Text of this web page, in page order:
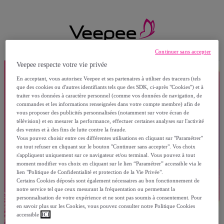
Veepee respecte votre vie privée
En acceptant, vous autorisez Veepee et ses partenaires à utiliser des traceurs (tels
que des cookies ou d'autres identifiants tels que des SDK, ci-après "Cookies") et à
traiter vos données à caractère personnel (comme vos données de navigation, de
commandes et les informations renseignées dans votre compte membre) afin de
vous proposer des publicités personnalisées (notamment sur votre écran de
télévision) et en mesurer la performance, effectuer certaines analyses sur l'activité
des ventes et à des fins de lutte contre la fraude.
Vous pouvez choisir entre ces différentes utilisations en cliquant sur "Paramétrer"
ou tout refuser en cliquant sur le bouton "Continuer sans accepter". Vos choix
s'appliquent uniquement sur ce navigateur et/ou terminal. Vous pouvez à tout
moment modifier vos choix en cliquant sur le lien “Paramétrer” accessible via le
lien "Politique de Confidentialité et protection de la Vie Privée".
Certains Cookies déposés sont également nécessaires au bon fonctionnement de
notre service tel que ceux mesurant la fréquentation ou permettant la
personnalisation de votre expérience et ne sont pas soumis à consentement. Pour
en savoir plus sur les Cookies, vous pouvez consulter notre Politique Cookies
accessible ICI
Continuer sans accepter